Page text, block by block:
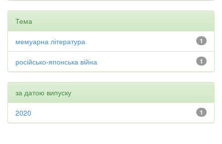
Тема
1
мемуарна література
1
російсько-японська війна
за датою випуску
1
2020